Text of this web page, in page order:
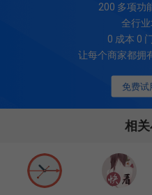
免费试
200 多项功
全行
0 成本 0
让每个商家都拥
相